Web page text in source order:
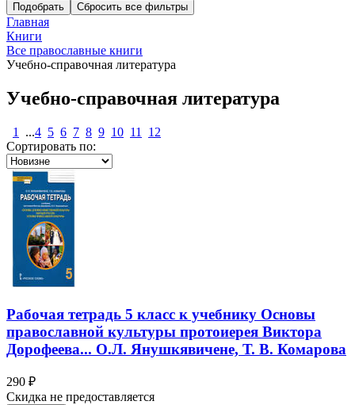
Подобрать
Главная
Книги
Все православные книги
Учебно-справочная литература
Учебно-справочная литература
1 ...4 5 6 7 8 9 10 11
12
Сортировать по:
Рабочая тетрадь 5 класс к учебнику Основы
православной культуры протоиерея Виктора
Дорофеева... О.Л. Янушкявичене, Т. В. Комарова
290 ₽
Скидка не предоставляется